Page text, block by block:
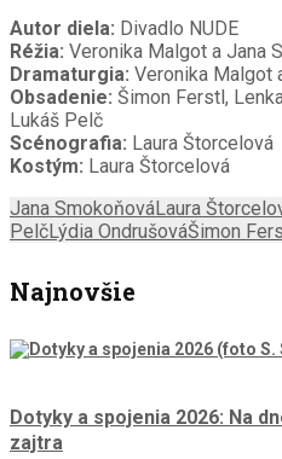
Autor diela: Divadlo NUDE
Réžia: Veronika Malgot a Jana
Dramaturgia: Veronika Malgot
Obsadenie: Šimon Ferstl,
Lukáš Pelč
Scénografia: Laura Štorcelová
Kostým: Laura Štorcelová
Jana SmokoňováLaura
PelčLýdia OndrušováŠimon
Najnovšie
Dotyky a spojenia 2026: Na
zajtra